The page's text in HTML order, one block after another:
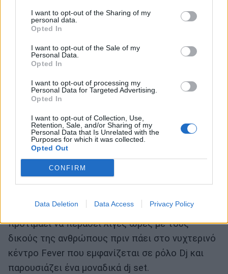
I want to opt-out of the Sharing of my
personal data.
Opted In
I want to opt-out of the Sale of my
Personal Data.
Opted In
I want to opt-out of processing my
Personal Data for Targeted Advertising.
Opted In
I want to opt-out of Collection, Use,
Retention, Sale, and/or Sharing of my
Personal Data that Is Unrelated with the
Purposes for which it was collected.
Opted Out
CONFIRM
Data Deletion Data Access Privacy Policy
ιδιαίτερη πατρίδα της την Δράμα με την
οικογένειά της και την βαφτισιμιά της που έγινε
ενός έτους και να κάνουν ξέγνοιαστες βόλτες
στην Ονειρούπολη. Ωστόσο, το 2017 θα την βρει
τους θαυμαστές της.
παραμύθια. Η τραγουδίστρια θα ήθελε να
βρίσκεται στο χωριό του Άη Βασίλη στην
Φιλανδία. Αλλά, η πραγματικότητα είναι πως θα
τραγουδάει με τον Stan.
Πρωτοχρονιά στην Νέα Υόρκη. Ωστόσο,
προτιμάει να περάσει λίγες ώρες με τους
δικούς της ανθρώπους πριν πάει στο νυχτερινό
κέντρο Fever που εμφανίζεται σε ρόλο Dj και
παρουσιάζει ένα μοναδικά dj set.